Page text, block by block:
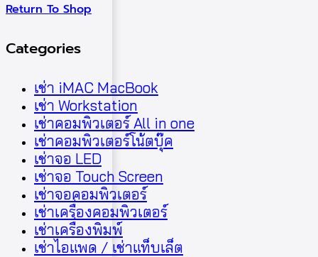
Return To Shop
Categories
เช่า iMAC MacBook
เช่า Workstation
เช่าคอมพิวเตอร์ All in one
เช่าคอมพิวเตอร์โน้ตบุ๊ค
เช่าจอ LED
เช่าจอ Touch Screen
เช่าจอคอมพิวเตอร์
เช่าเครื่องคอมพิวเตอร์
เช่าเครื่องพิมพ์
เช่าไอแพด / เช่าแท็บเล็ต